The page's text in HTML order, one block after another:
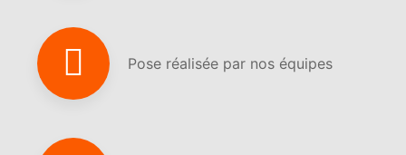
Pose réalisée par nos équipes